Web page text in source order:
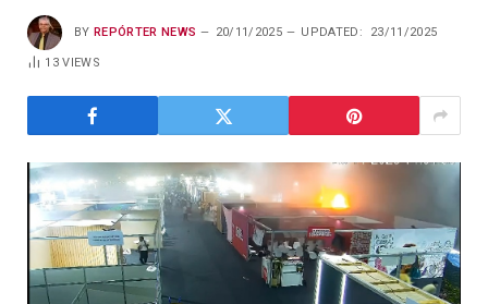
BY REPÓRTER NEWS 20/11/2025 UPDATED: 23/11/2025
13VIEWS